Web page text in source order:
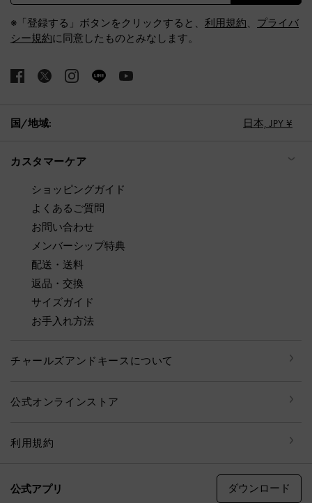
※「登録する」ボタンをクリックすると、 利用規約、 プライバ
シー規約に同意したものとみなします。
国/地域: 日本, JPY ¥
カスタマーケア
ショッピングガイド
よくあるご質問
お問い合わせ
メンバーシップ特典
配送・送料
返品・交換
サイズガイド
お手入れ方法
チャールズアンドキースについて
公式オンラインストア
利用規約
公式アプリ ダウンロード